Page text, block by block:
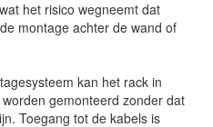
het risico wegneemt dat
montage achter de wand of
kan het rack in
gemonteerd zonder dat
Toegang tot de kabels is